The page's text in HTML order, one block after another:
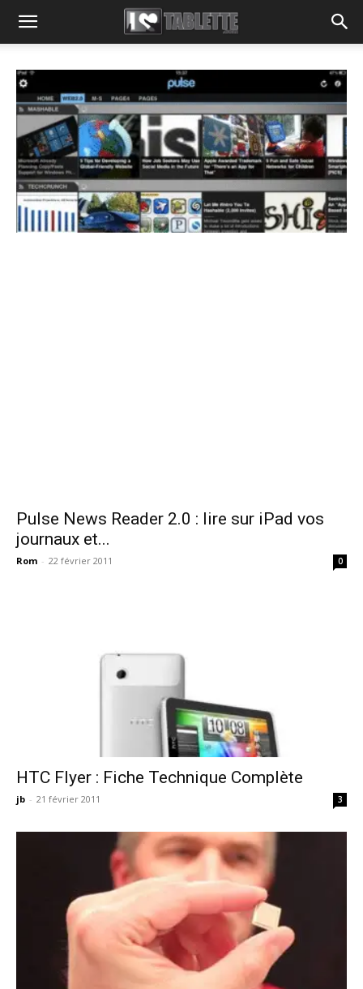
Pulse News Reader 2.0 : lire sur iPad vos
journaux et...
Rom - 22 février 2011 0
HTC Flyer : Fiche Technique Complète
jb - 21 février 2011 3